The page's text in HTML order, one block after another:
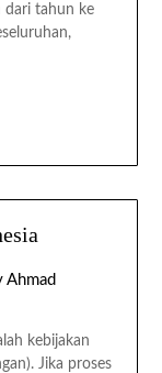
dari tahun ke
Ahmad
kebijakan
Jika proses